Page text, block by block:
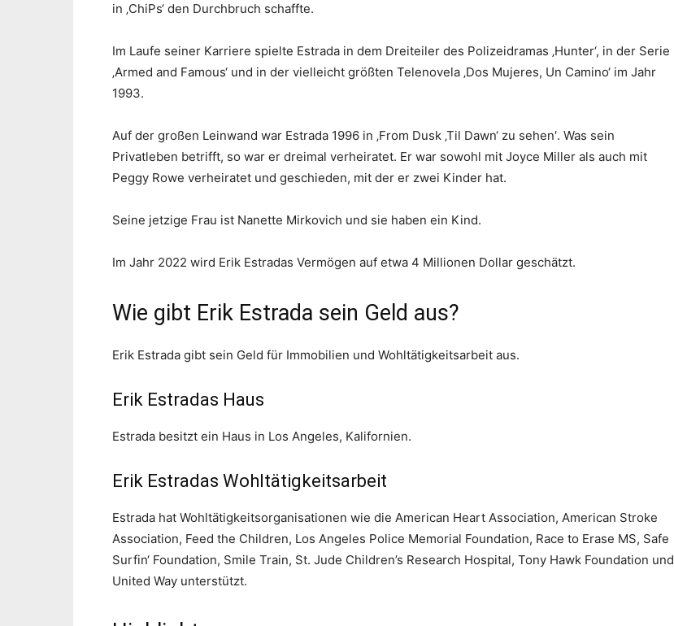
in ‚ChiPs‘ den Durchbruch schaffte.
Im Laufe seiner Karriere spielte Estrada in dem Dreiteiler des Polizeidramas ‚Hunter‘, in der Serie
‚Armed and Famous‘ und in der vielleicht größten Telenovela ‚Dos Mujeres, Un Camino‘ im Jahr
1993.
Auf der großen Leinwand war Estrada 1996 in ‚From Dusk ‚Til Dawn‘ zu sehen′. Was sein
Privatleben betrifft, so war er dreimal verheiratet. Er war sowohl mit Joyce Miller als auch mit
Peggy Rowe verheiratet und geschieden, mit der er zwei Kinder hat.
Seine jetzige Frau ist Nanette Mirkovich und sie haben ein Kind.
Im Jahr 2022 wird Erik Estradas Vermögen auf etwa 4 Millionen Dollar geschätzt.
Wie gibt Erik Estrada sein Geld aus?
Erik Estrada gibt sein Geld für Immobilien und Wohltätigkeitsarbeit aus.
Erik Estradas Haus
Estrada besitzt ein Haus in Los Angeles, Kalifornien.
Erik Estradas Wohltätigkeitsarbeit
Estrada hat Wohltätigkeitsorganisationen wie die American Heart Association, American Stroke
Association, Feed the Children, Los Angeles Police Memorial Foundation, Race to Erase MS, Safe
Surfin‘ Foundation, Smile Train, St. Jude Children’s Research Hospital, Tony Hawk Foundation und
United Way unterstützt.